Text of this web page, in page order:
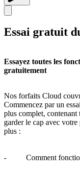
Essai gratuit
Essayez toutes les
gratuitement
Nos forfaits Cloud
Commencez par un
plus complet, contenant
garder le cap avec
plus :
- Comment